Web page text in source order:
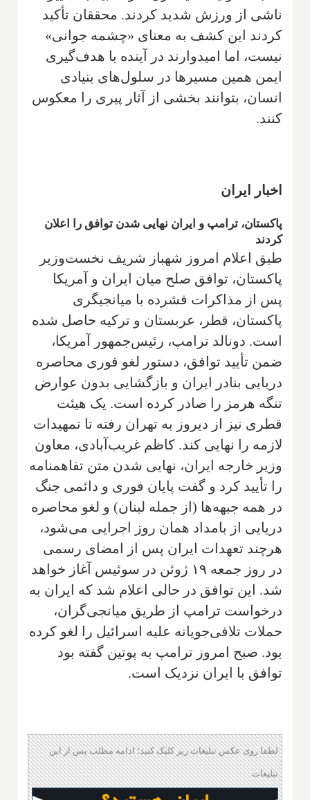
ناشی از ورزش شدید کردند. محققان تأکید
کردند این کشف به معنای «چشمه جوانی»
نیست، اما امیدوارند در آینده با هدف‌گیری
ایمن همین مسیرها در سلول‌های بنیادی
انسان، بتوانند بخشی از آثار پیری را معکوس
کنند.
اخبار ایران
پاکستان، ترامپ و ایران نهایی شدن توافق را اعلان
کردند
طبق اعلام امروز شهباز شریف نخست‌وزیر
پاکستان، توافق صلح میان ایران و آمریکا
پس از مذاکرات فشرده با میانجیگری
پاکستان، قطر، عربستان و ترکیه حاصل شده
است. دونالد ترامپ، رئیس‌جمهور آمریکا،
ضمن تأیید توافق، دستور لغو فوری محاصره
دریایی بنادر ایران و بازگشایی بدون عوارض
تنگه هرمز را صادر کرده است. یک هیئت
قطری نیز از دیروز به تهران رفته تا تمهیدات
لازمه را نهایی کند. کاظم غریب‌آبادی، معاون
وزیر خارجه ایران، نهایی شدن متن تفاهمنامه
را تأیید کرد و گفت پایان فوری و دائمی جنگ
در همه جبهه‌ها (از جمله لبنان) و لغو محاصره
دریایی از بامداد همان روز اجرایی می‌شود،
هرچند تعهدات ایران پس از امضای رسمی
در روز جمعه ۱۹ ژوئن در سوئیس آغاز خواهد
شد. این توافق در حالی اعلام شد که ایران به
درخواست ترامپ از طریق میانجی‌گران،
حملات تلافی‌جویانه علیه اسرائیل را لغو کرده
بود. صبح امروز ترامپ به پوتین گفته بود
توافق با ایران نزدیک است.
لطفا روی عکس تبلیغات زیر کلیک کنید؛ ادامه مطلب پس از این
تبلیغات